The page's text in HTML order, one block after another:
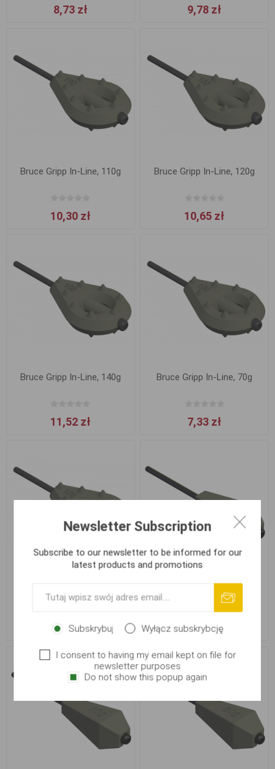
8,73 zł 9,78 zł
Bruce Gripp In-Line, 110g
10,30 zł
Bruce Gripp In-Line, 120g
10,65 zł
Bruce Gripp In-Line, 140g
11,52 zł
Bruce Gripp In-Line, 70g
7,33 zł
8,90 zł
Bruce Kaprová Obelisk 100g
9,78 zł
Newsletter Subscription
Subscribe to our newsletter to be informed for our
latest products and promotions
Subskrybuj Wyłącz subskrybcję
I consent to having my email kept on file for
newsletter purposes
Do not show this popup again